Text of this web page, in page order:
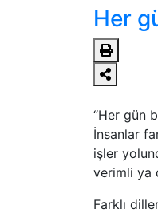
Her
“Her gün
İnsanlar
işler
verimli ya
Farklı